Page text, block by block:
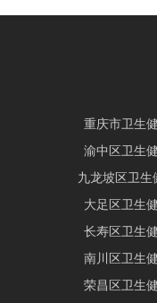
重庆市卫生
渝中区卫生
九龙坡区卫生
大足区卫生
长寿区卫生
南川区卫生
荣昌区卫生